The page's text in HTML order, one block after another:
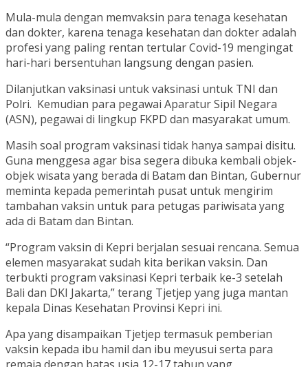
Mula-mula dengan memvaksin para tenaga kesehatan
dan dokter, karena tenaga kesehatan dan dokter adalah
profesi yang paling rentan tertular Covid-19 mengingat
hari-hari bersentuhan langsung dengan pasien.
Dilanjutkan vaksinasi untuk vaksinasi untuk TNI dan
Polri. Kemudian para pegawai Aparatur Sipil Negara
(ASN), pegawai di lingkup FKPD dan masyarakat umum.
Masih soal program vaksinasi tidak hanya sampai disitu.
Guna menggesa agar bisa segera dibuka kembali objek-
objek wisata yang berada di Batam dan Bintan, Gubernur
meminta kepada pemerintah pusat untuk mengirim
tambahan vaksin untuk para petugas pariwisata yang
ada di Batam dan Bintan.
“Program vaksin di Kepri berjalan sesuai rencana. Semua
elemen masyarakat sudah kita berikan vaksin. Dan
terbukti program vaksinasi Kepri terbaik ke-3 setelah
Bali dan DKI Jakarta,” terang Tjetjep yang juga mantan
kepala Dinas Kesehatan Provinsi Kepri ini.
Apa yang disampaikan Tjetjep termasuk pemberian
vaksin kepada ibu hamil dan ibu meyusui serta para